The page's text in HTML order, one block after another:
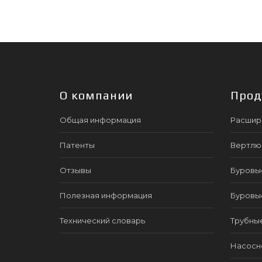
О компании
Общая информация
Патенты
Отзывы
Полезная информация
Технический словарь